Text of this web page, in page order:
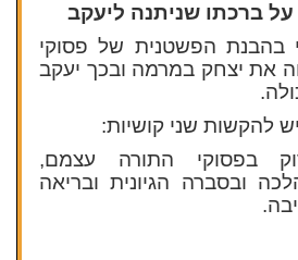
ברכתו שניתנה ליעקב
בהבנת הפשטנית של פסוקי
את יצחק במרמה ובכך יעקב
להקשות שני קושיות:
בפסוקי התורה עצמם,
ובסברה הגיונית ובריאה